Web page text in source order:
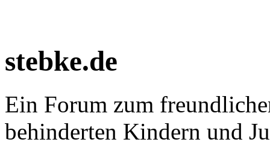
stebke.de
Ein Forum zum
behinderten Kindern und